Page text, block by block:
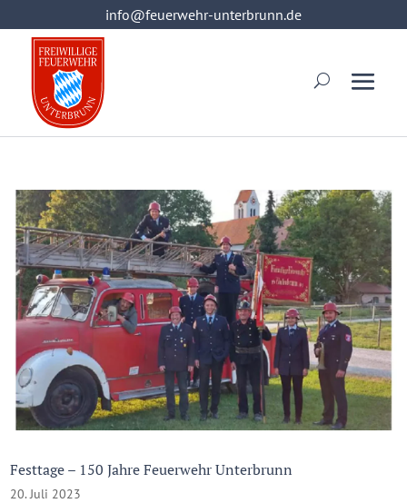
info@feuerwehr-unterbrunn.de
info@feuerwehr-unterbrunn.de
Festtage – 150 Jahre Feuerwehr Unterbrunn
20. Juli 2023